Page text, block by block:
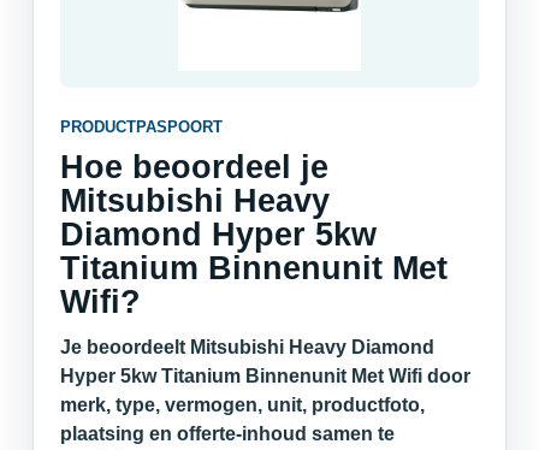
PRODUCTPASPOORT
Hoe beoordeel je
Mitsubishi Heavy
Diamond Hyper 5kw
Titanium Binnenunit Met
Wifi?
Je beoordeelt Mitsubishi Heavy Diamond
Hyper 5kw Titanium Binnenunit Met Wifi door
merk, type, vermogen, unit, productfoto,
plaatsing en offerte-inhoud samen te